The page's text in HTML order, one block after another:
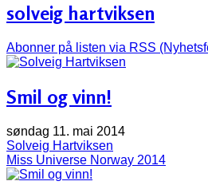
solveig hartviksen
Abonner på listen via RSS
Smil og vinn!
søndag 11. mai 2014
Solveig Hartviksen
Miss Universe Norway 2014